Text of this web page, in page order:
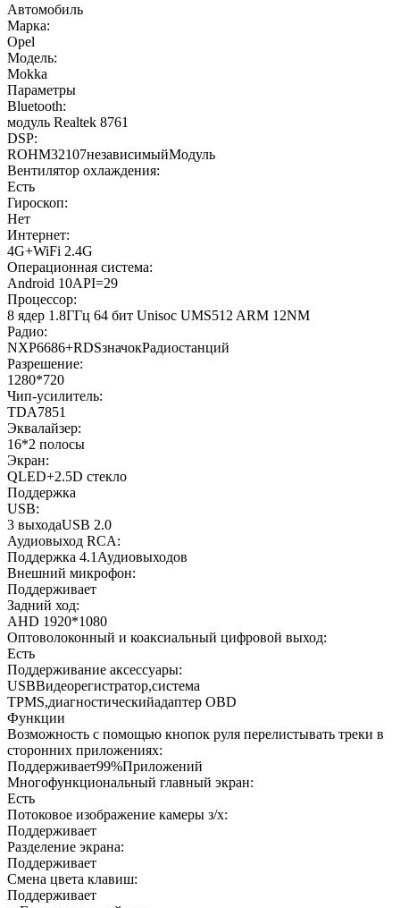
Автомобиль
Марка:
Opel
Модель:
Mokka
Параметры
Bluetooth:
модуль Realtek 8761
DSP:
ROHM32107независимыйМодуль
Вентилятор охлаждения:
Есть
Гироскоп:
Нет
Интернет:
4G+WiFi 2.4G
Операционная система:
Android 10API=29
Процессор:
8 ядер 1.8ГГц 64 бит Unisoc UMS512 ARM 12NM
Радио:
NXP6686+RDSзначокРадиостанций
Разрешение:
1280*720
Чип-усилитель:
TDA7851
Эквалайзер:
16*2 полосы
Экран:
QLED+2.5D стекло
Поддержка
USB:
3 выходаUSB 2.0
Аудиовыход RCA:
Поддержка 4.1Аудиовыходов
Внешний микрофон:
Поддерживает
Задний ход:
AHD 1920*1080
Оптоволоконный и коаксиальный цифровой выход:
Есть
Поддерживание аксессуары:
USBВидеорегистратор,система
TPMS,диагностическийадаптер OBD
Функции
Возможность с помощью кнопок руля перелистывать треки в
сторонних приложениях:
Поддерживает99%Приложений
Многофункциональный главный экран:
Есть
Потоковое изображение камеры з/х:
Поддерживает
Разделение экрана:
Поддерживает
Смена цвета клавиш:
Поддерживает